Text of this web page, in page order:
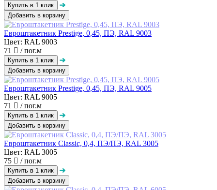
Добавить в корзину
Евроштакетник Prestige, 0,45, ПЭ, RAL 9003
Цвет: RAL 9003
71
/ пог.м
Добавить в корзину
Евроштакетник Prestige, 0,45, ПЭ, RAL 9005
Цвет: RAL 9005
71
/ пог.м
Добавить в корзину
Евроштакетник Classic, 0,4, ПЭ/ПЭ, RAL 3005
Цвет: RAL 3005
75
/ пог.м
Добавить в корзину